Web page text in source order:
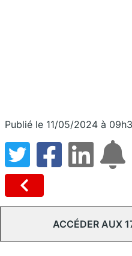
Publié le 11/05/2024 à
ACCÉDER AUX